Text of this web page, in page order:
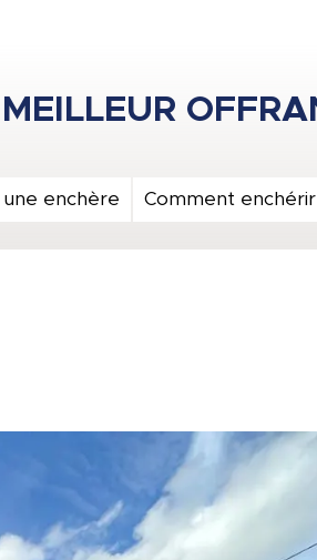
enchère Comment enchérir